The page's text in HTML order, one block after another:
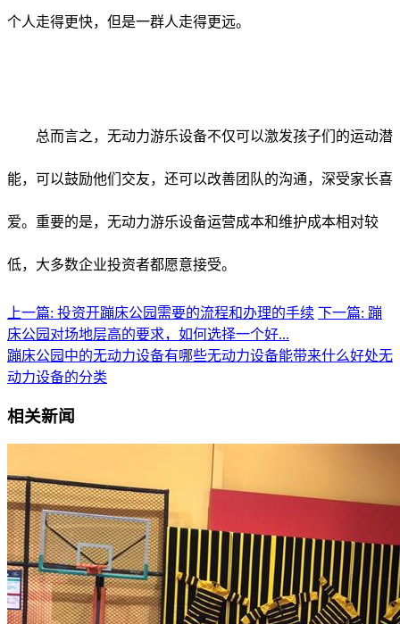
个人走得更快，但是一群人走得更远。
总而言之，无动力游乐设备不仅可以激发孩子们的运动潜
能，可以鼓励他们交友，还可以改善团队的沟通，深受家长喜
爱。重要的是，无动力游乐设备运营成本和维护成本相对较
低，大多数企业投资者都愿意接受。
上一篇: 投资开蹦床公园需要的流程和办理的手续 下一篇: 蹦
床公园对场地层高的要求，如何选择一个好...
蹦床公园中的无动力设备有哪些无动力设备能带来什么好处无
动力设备的分类
相关新闻